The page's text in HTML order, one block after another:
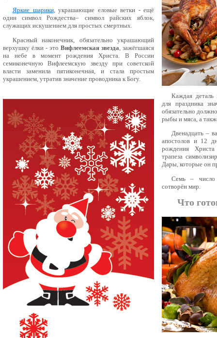
Яркие шарики, украшающие еловые ветки - ещё
один символ Рождества– символ райских яблок,
служащих искушением для простых смертных.
Красный наконечник, обязательно украшающий
верхушку ёлки - это Вифлеемская звезда , зажёгшаяся
на небе в момент рождения Христа. В России
семиконечную Вифлеемскую звезду при советской
власти заменила пятиконечная, и стала простым
украшением, утратив значение проводника к Богу.
Каждая деталь
для праздника
обязательно
рыбы и мяса, а
Двенадцать –
апостолов и 12
рождения
трапеза
Дары, которые он
Семь – число
сотворён мир.
Что